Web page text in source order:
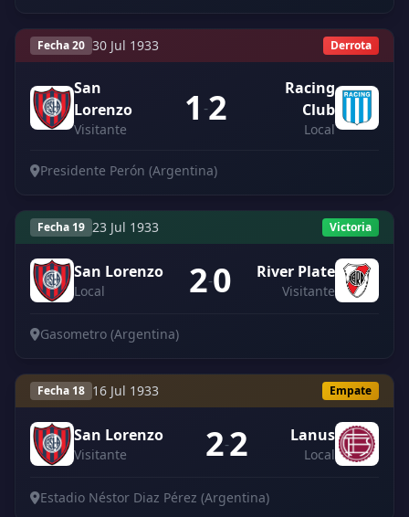
Fecha 20 30 Jul 1933 Derrota
San
Lorenzo
Visitante 1 -2
Racing
Club
Local
Presidente Perón (Argentina)
Fecha 19 23 Jul 1933 Victoria
San Lorenzo
Local 2-0 River Plate
Visitante
Gasometro (Argentina)
Fecha 18 16 Jul 1933 Empate
San Lorenzo
Visitante 2-2 Lanus
Local
Estadio Néstor Diaz Pérez (Argentina)